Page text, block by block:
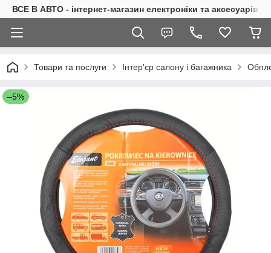
ВСЕ В АВТО - інтернет-магазин електроніки та аксесуарів в
Товари та послуги Інтер'єр салону і багажника
–5%